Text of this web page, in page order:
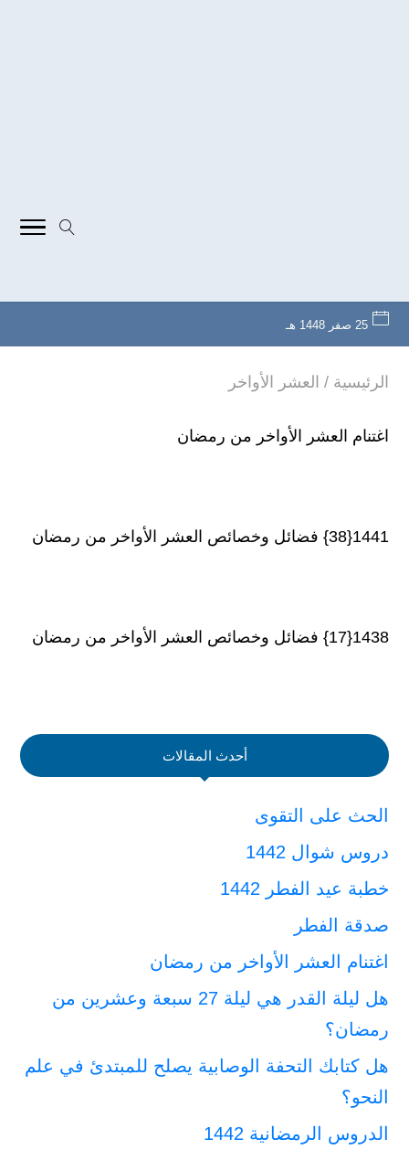
25 صفر 1448 هـ
الرئيسية / العشر الأواخر
اغتنام العشر الأواخر من رمضان
1441{38} فضائل وخصائص العشر الأواخر من رمضان
1438{17} فضائل وخصائص العشر الأواخر من رمضان
أحدث المقالات
الحث على التقوى
دروس شوال 1442
خطبة عيد الفطر 1442
صدقة الفطر
اغتنام العشر الأواخر من رمضان
هل ليلة القدر هي ليلة 27 سبعة وعشرين من
رمضان؟
هل كتابك التحفة الوصابية يصلح للمبتدئ في علم
النحو؟
الدروس الرمضانية 1442